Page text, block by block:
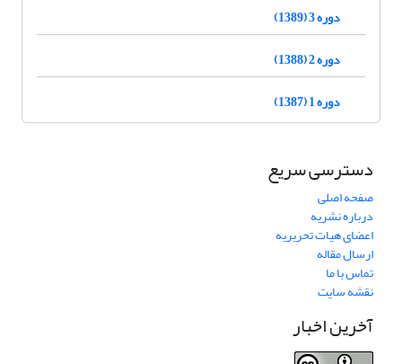
دوره 3 (1389)
دوره 2 (1388)
دوره 1 (1387)
دسترسی سریع
صفحه اصلی
درباره نشریه
اعضای هیات تحریریه
ارسال مقاله
تماس با ما
نقشه سایت
آخرین اخبار